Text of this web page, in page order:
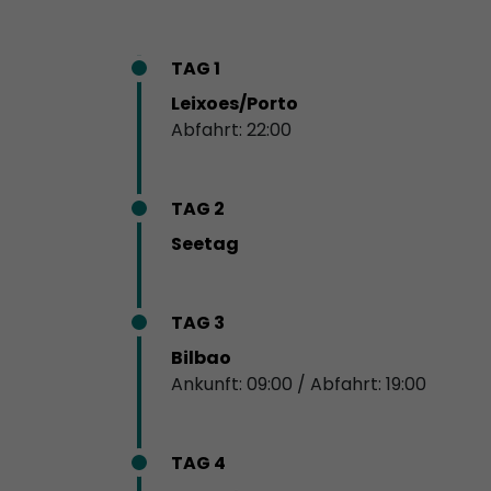
TAG 1
Leixoes/Porto
Abfahrt: 22:00
TAG 2
Seetag
TAG 3
Bilbao
Ankunft: 09:00 / Abfahrt: 19:00
TAG 4